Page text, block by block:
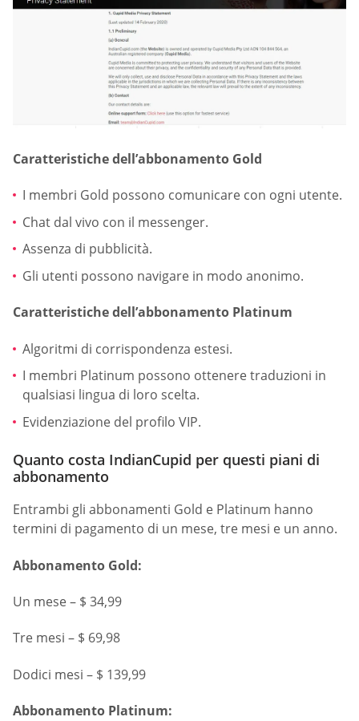
Caratteristiche dell’abbonamento Gold
I membri Gold possono comunicare con ogni utente.
Chat dal vivo con il messenger.
Assenza di pubblicità.
Gli utenti possono navigare in modo anonimo.
Caratteristiche dell’abbonamento Platinum
Algoritmi di corrispondenza estesi.
I membri Platinum possono ottenere traduzioni in
qualsiasi lingua di loro scelta.
Evidenziazione del profilo VIP.
Quanto costa IndianCupid per questi piani di
abbonamento
Entrambi gli abbonamenti Gold e Platinum hanno
termini di pagamento di un mese, tre mesi e un anno.
Abbonamento Gold:
Un mese – $ 34,99
Tre mesi – $ 69,98
Dodici mesi – $ 139,99
Abbonamento Platinum: